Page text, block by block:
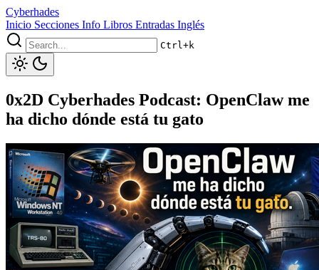
Cyberhades
Inicio Secciones Info Libros Entradas Inglés
Ctrl+k
0x2D Cyberhades Podcast: OpenClaw me
ha dicho dónde está tu gato